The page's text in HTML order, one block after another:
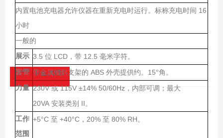
内置电池充电器允许仪器在重新充电时运行。标称充电时间 16
小时
一般的
展示 3.5 位 LCD，带 12.5 毫米字符。
套管 带金属倾斜支架的 ABS 外壳提供约。 15°角。
力量 230V或115V ±14% 50/60Hz ，内部可调；最大
20VA 安装类别 II 。
工作
范围
+5°C 至 +40°C， 20% 至 80% RH 。